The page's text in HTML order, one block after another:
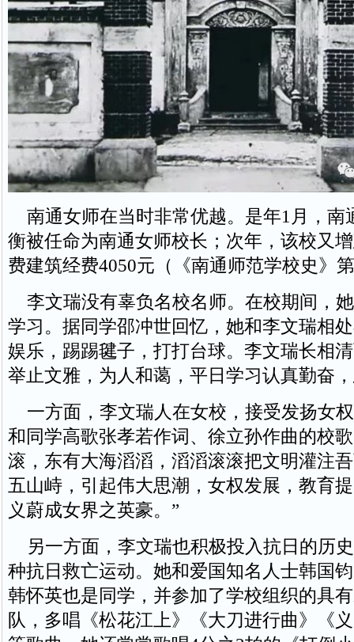
南通女师在当时非常优越。是年1月，南
衡被任命为南通女师校长；次年，该校又
费建筑经费4050元（《南通师范学校史》
李文瑞没有辜负名校名师。在校期间，
学习。据同学邵冲世回忆，她和李文瑞相
娱乐，踢踢毽子，打打台球。李文瑞长相
举止文雅，为人和蔼，平日学习认真勤奋
一方面，李文瑞人在女校，接受发扬女
和同学高歌张孝若作词、徐立孙作曲的校
滚，东有大海滔滔，滔滔滚滚把文明灌注
五山峙，引起伟大思潮，女权发展，教育
义蔚成女界之英豪。”
另一方面，李文瑞也积极投入抗日的历
种抗日救亡运动。她和爱国知名人士韩国
韩怀英也是同学，并参加了学校组织的具
队，多唱《松花江上》《大刀进行曲》《